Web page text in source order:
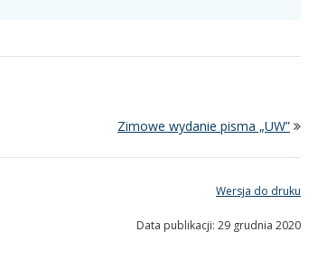
Zimowe wydanie pisma „UW”
Wersja do druku
Data publikacji: 29 grudnia 2020